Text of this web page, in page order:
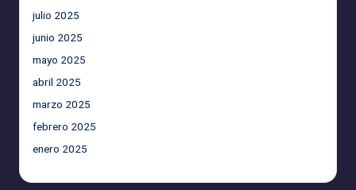
julio 2025
junio 2025
mayo 2025
abril 2025
marzo 2025
febrero 2025
enero 2025